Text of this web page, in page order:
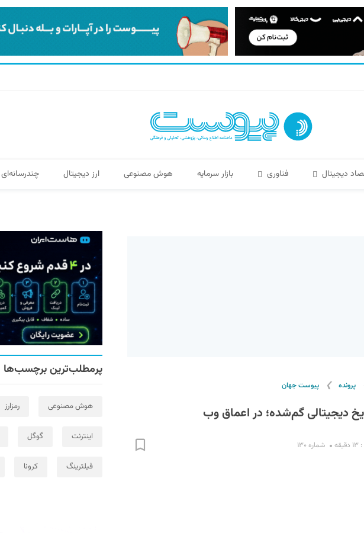
دیجیتال فناوری بازار سرمایه هوش مصنوعی ارز دیجیتال چندرسانه‌ای
پرونده ❯ پیوست جهان
دیجیتالی گم‌شده؛ در اعماق وب
شماره ۱۳۰
پرمطلب‌ترین برچسب‌ها
هوش مصنوعی رمزارز
اینترنت گوگل
فیلترینگ کرونا